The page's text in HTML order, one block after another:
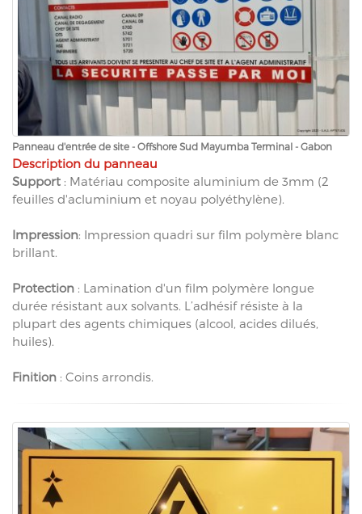
Panneau d'entrée de site - Offshore Sud Mayumba Terminal - Gabon
Description du panneau
Support : Matériau composite aluminium de 3mm (2
feuilles d'acluminium et noyau polyéthylène).
Impression: Impression quadri sur film polymère blanc
brillant.
Protection : Lamination d'un film polymère longue
durée résistant aux solvants. L’adhésif résiste à la
plupart des agents chimiques (alcool, acides dilués,
huiles).
Finition : Coins arrondis.